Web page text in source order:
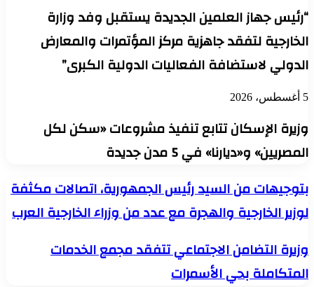
“رئيس جهاز العلمين الجديدة يستقبل وفد وزارة
الخارجية لتفقد جاهزية مركز المؤتمرات والمعارض
الدولي لاستضافة الفعاليات الدولية الكبرى”
5 أغسطس، 2026
وزيرة الإسكان تتابع تنفيذ مشروعات «سكن لكل
المصريين» و«ديارنا» في 5 مدن جديدة
بتوجيهات
من
السيد
رئيس
اتصالات
لوزير
بتوجيهات من السيد رئيس الجمهورية، اتصالات مكثفة
لوزير الخارجية والهجرة مع عدد من وزراء الخارجية العرب
وزيرة
التضامن
الاجتماعي
وزيرة التضامن الاجتماعي تتفقد مجمع الخدمات
المتكاملة بحي الأسمرات